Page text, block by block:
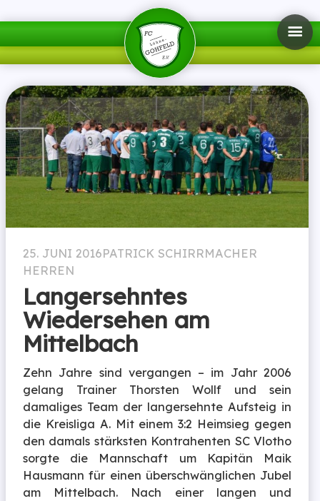
25. JUNI 2016PATRICK SCHIRRMACHER
HERREN
Langersehntes
Wiedersehen am
Mittelbach
Zehn Jahre sind vergangen – im Jahr 2006
gelang Trainer Thorsten Wollf und sein
damaliges Team der langersehnte Aufsteig in
die Kreisliga A. Mit einem 3:2 Heimsieg gegen
den damals stärksten Kontrahenten SC Vlotho
sorgte die Mannschaft um Kapitän Maik
Hausmann für einen überschwänglichen Jubel
am Mittelbach. Nach einer langen und